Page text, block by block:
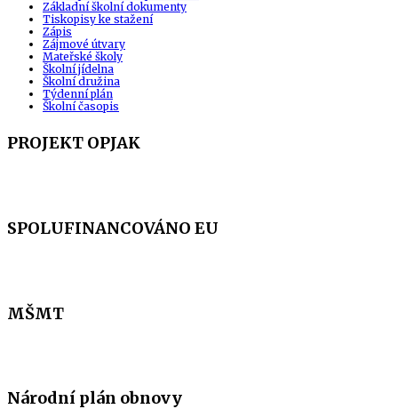
Základní školní dokumenty
Tiskopisy ke stažení
Zápis
Zájmové útvary
Mateřské školy
Školní jídelna
Školní družina
Týdenní plán
Školní časopis
PROJEKT OPJAK
SPOLUFINANCOVÁNO EU
MŠMT
Národní plán obnovy